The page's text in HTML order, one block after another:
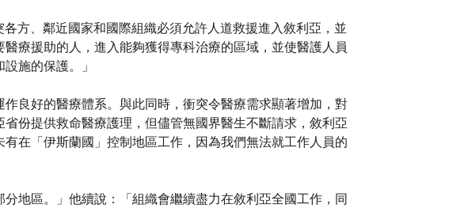
方、鄰近國家和國際組織必須允許人道救援進入敘利亞，並
療援助的人，進入能夠獲得專科治療的區域，並使醫護人員
施的保護。」
良好的醫療體系。與此同時，衝突令醫療需求顯著增加，對
份提供救命醫療護理，但儘管無國界醫生不斷請求，敘利亞
在「伊斯蘭國」控制地區工作，因為我們無法就工作人員的
地區。」他續說：「組織會繼續盡力在敘利亞全國工作，同